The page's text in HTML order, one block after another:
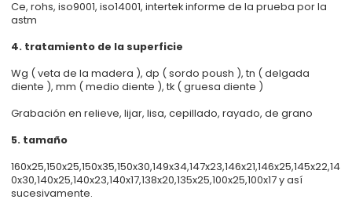
Ce, rohs, iso9001, iso14001, intertek informe de la prueba por la
astm
4. tratamiento de la superficie
Wg ( veta de la madera ), dp ( sordo poush ), tn ( delgada
diente ), mm ( medio diente ), tk ( gruesa diente )
Grabación en relieve, lijar, lisa, cepillado, rayado, de grano
5. tamaño
160x25,150x25,150x35,150x30,149x34,147x23,146x21,146x25,145x22,14
0x30,140x25,140x23,140x17,138x20,135x25,100x25,100x17 y así
sucesivamente.